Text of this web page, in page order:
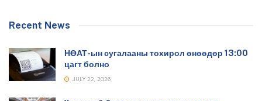
Recent News
НӨАТ-ын сугалааны тохирол өнөөдөр 13:00
цагт болно
JULY 22, 2026